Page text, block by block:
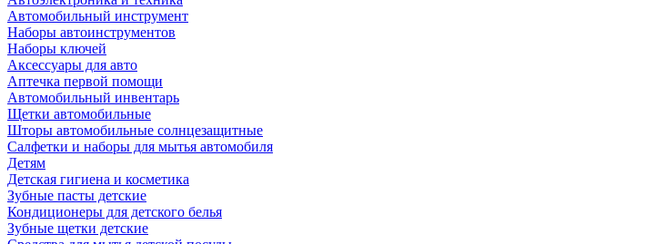
Автомобильный инструмент
Наборы автоинструментов
Наборы ключей
Аксессуары для авто
Аптечка первой помощи
Автомобильный инвентарь
Щетки автомобильные
Шторы автомобильные солнцезащитные
Салфетки и наборы для мытья автомобиля
Детям
Детская гигиена и косметика
Зубные пасты детские
Кондиционеры для детского белья
Зубные щетки детские